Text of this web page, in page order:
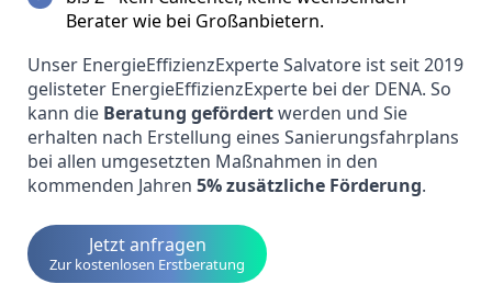
Berater wie bei Großanbietern.
Unser EnergieEffizienzExperte Salvatore ist seit 2019
gelisteter EnergieEffizienzExperte bei der DENA. So
kann die Beratung gefördertwerden und Sie
erhalten nach Erstellung eines Sanierungsfahrplans
bei allen umgesetzten Maßnahmen in den
kommenden Jahren 5% zusätzliche Förderung.
Jetzt anfragen